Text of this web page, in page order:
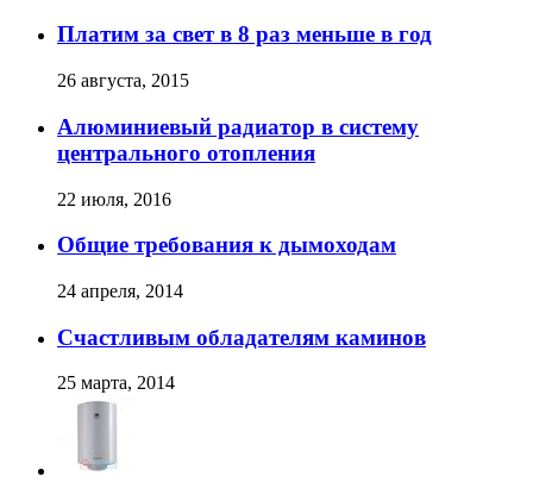
Платим за свет в 8 раз меньше в год
26 августа, 2015
Алюминиевый радиатор в систему
центрального отопления
22 июля, 2016
Общие требования к дымоходам
24 апреля, 2014
Счастливым обладателям каминов
25 марта, 2014